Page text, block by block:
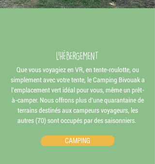
L'HÉBERGEMENT
Que vous voyagiez en VR, en tente-roulotte, ou
simplement avec votre tente, le Camping Bivouak a
l'emplacement vert idéal pour vous, même un prêt-
à-camper. Nous offrons plus d'une quarantaine de
terrains destinés aux campeurs voyageurs, les
autres (70) sont occupés par des saisonniers.
CAMPING